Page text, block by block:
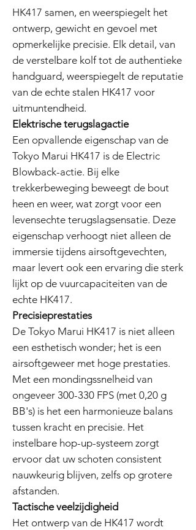
HK417 samen, en weerspiegelt het
ontwerp, gewicht en gevoel met
opmerkelijke precisie. Elk detail, van
de verstelbare kolf tot de authentieke
handguard, weerspiegelt de reputatie
van de echte stalen HK417 voor
uitmuntendheid.
Elektrische terugslagactie
Een opvallende eigenschap van de
Tokyo Marui HK417 is de Electric
Blowback-actie. Bij elke
trekkerbeweging beweegt de bout
heen en weer, wat zorgt voor een
levensechte terugslagsensatie. Deze
eigenschap verhoogt niet alleen de
immersie tijdens airsoftgevechten,
maar levert ook een ervaring die sterk
lijkt op de vuurcapaciteiten van de
echte HK417.
Precisieprestaties
De Tokyo Marui HK417 is niet alleen
een esthetisch wonder; het is een
airsoftgeweer met hoge prestaties.
Met een mondingssnelheid van
ongeveer 300-330 FPS (met 0,20 g
BB's) is het een harmonieuze balans
tussen kracht en precisie. Het
instelbare hop-up-systeem zorgt
ervoor dat uw schoten consistent
nauwkeurig blijven, zelfs op grotere
afstanden.
Tactische veelzijdigheid
Het ontwerp van de HK417 wordt